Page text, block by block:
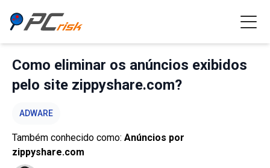
Como eliminar os anúncios exibidos
pelo site zippyshare.com?
ADWARE
Também conhecido como: Anúncios por
zippyshare.com